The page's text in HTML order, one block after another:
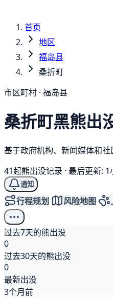
首页
地区
福岛县
桑折町
市区町村 · 福岛县
桑折町黑熊出
基于政府机构、新闻媒体和社
41起熊出没记录 · 最后更新: 1
通知
行程规划 风险地图
过去7天的熊出没
0
过去30天的熊出没
0
最新出没
3个月前